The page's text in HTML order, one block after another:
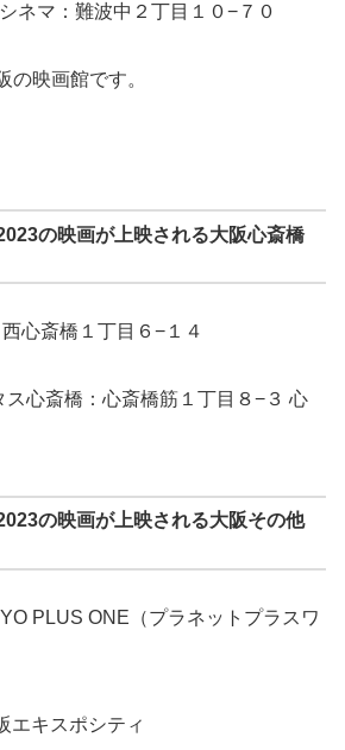
ネマ：難波中２丁目１０−７０
の映画館です。
の映画が上映される大阪心斎橋
西心斎橋１丁目６−１４
心斎橋： 心斎橋筋１丁目８−３ 心
の映画が上映される大阪その他
PLUS ONE（プラネットプラスワ
エキスポシティ